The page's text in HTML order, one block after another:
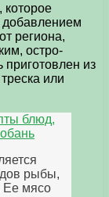
добавлением
региона,
остро-
из
или
блюд,
рыбы,
Ее мясо